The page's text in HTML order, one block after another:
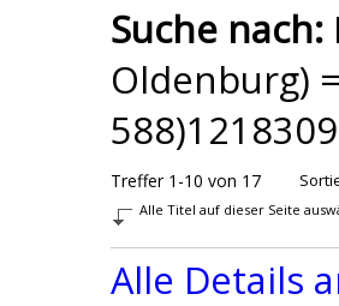
Suche nach:
Oldenburg)
Treffer 1-10 von 17
Alle Titel auf dieser Seite
Alle Details